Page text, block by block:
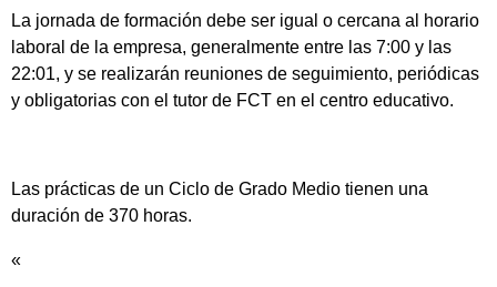
La jornada de formación debe ser igual o cercana al horario
laboral de la empresa, generalmente entre las 7:00 y las
22:01, y se realizarán reuniones de seguimiento, periódicas
y obligatorias con el tutor de FCT en el centro educativo.
Las prácticas de un Ciclo de Grado Medio tienen una
duración de 370 horas.
«